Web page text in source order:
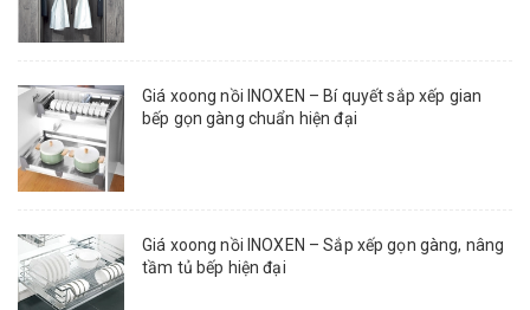
Giá xoong nồi INOXEN – Bí quyết sắp xếp gian
bếp gọn gàng chuẩn hiện đại
Giá xoong nồi INOXEN – Sắp xếp gọn gàng, nâng
tầm tủ bếp hiện đại